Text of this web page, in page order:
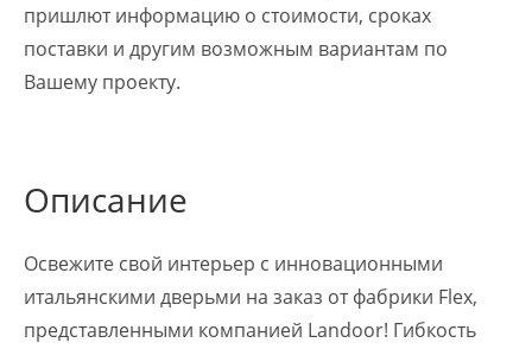
пришлют информацию о стоимости, сроках
поставки и другим возможным вариантам по
Вашему проекту.
Описание
Освежите свой интерьер с инновационными
итальянскими дверьми на заказ от фабрики Flex,
представленными компанией Landoor! Гибкость